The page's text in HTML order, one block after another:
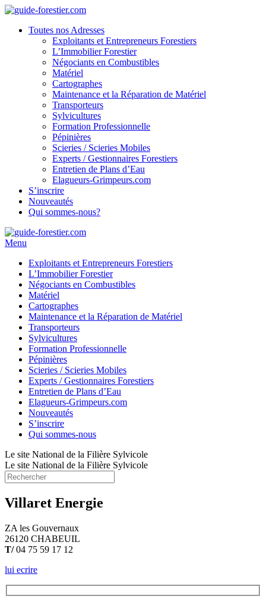
Toutes nos Adresses
Exploitants et Entrepreneurs Forestiers
L’Immobilier Forestier
Négociants en Combustibles
Matériel
Cartographes
Maintenance et la Réparation de Matériel
Transporteurs
Sylvicultures
Formation Professionnelle
Pépinières
Scieries / Scieries Mobiles
Experts / Gestionnaires Forestiers
Entretien de Plans d’Eau
Elagueurs-Grimpeurs.com
S’inscrire
Nouveautés
Qui sommes-nous?
Menu
Exploitants et Entrepreneurs Forestiers
L’Immobilier Forestier
Négociants en Combustibles
Matériel
Cartographes
Maintenance et la Réparation de Matériel
Transporteurs
Sylvicultures
Formation Professionnelle
Pépinières
Scieries / Scieries Mobiles
Experts / Gestionnaires Forestiers
Entretien de Plans d’Eau
Elagueurs-Grimpeurs.com
Nouveautés
S’inscrire
Qui sommes-nous
Le site National de la Filière Sylvicole
Le site National de la Filière Sylvicole
Villaret Energie
ZA les Gouvernaux
26120 CHABEUIL
T/04 75 59 17 12
lui ecrire